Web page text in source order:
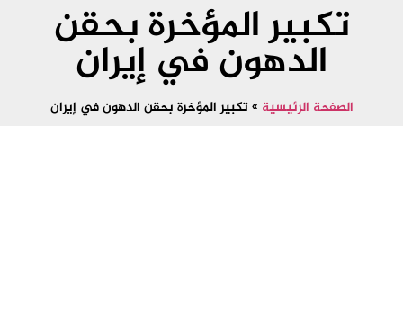
تكبير المؤخرة بحقن
الدهون في إيران
الصفحة الرئيسية »تكبير المؤخرة بحقن الدهون في إيران